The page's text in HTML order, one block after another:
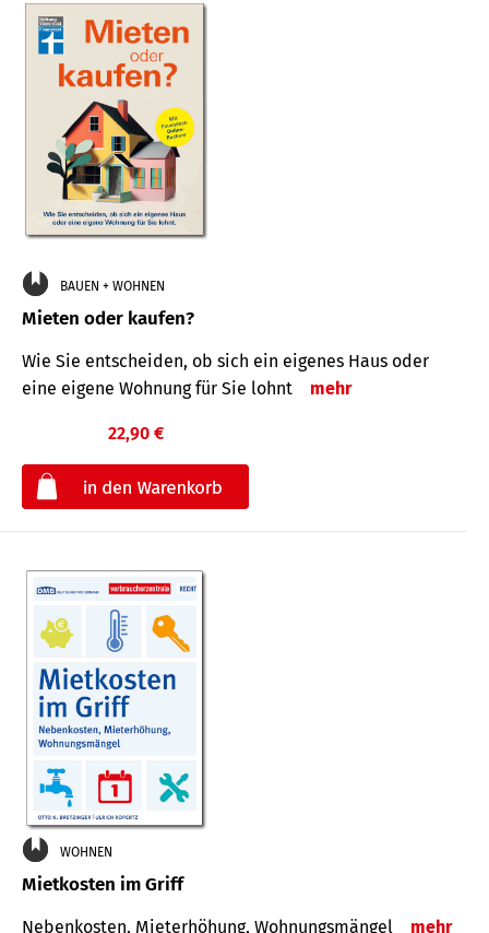
BAUEN + WOHNEN
Mieten oder kaufen?
Wie Sie entscheiden, ob sich ein eigenes Haus oder
eine eigene Wohnung für Sie lohnt
mehr
22,90 €
WOHNEN
Mietkosten im Griff
Nebenkosten, Mieterhöhung, Wohnungsmängel mehr